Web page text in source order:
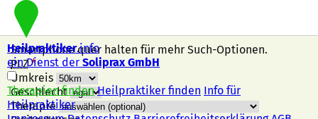
Heilpraktiker.info
ein Dienst der Soliprax GmbH
Therapien finden Heilpraktiker finden Info für
Heilpraktiker
Smartphone quer halten für mehr Such-Optionen.
PLZ *
Umkreis
Geschlecht
Therapie